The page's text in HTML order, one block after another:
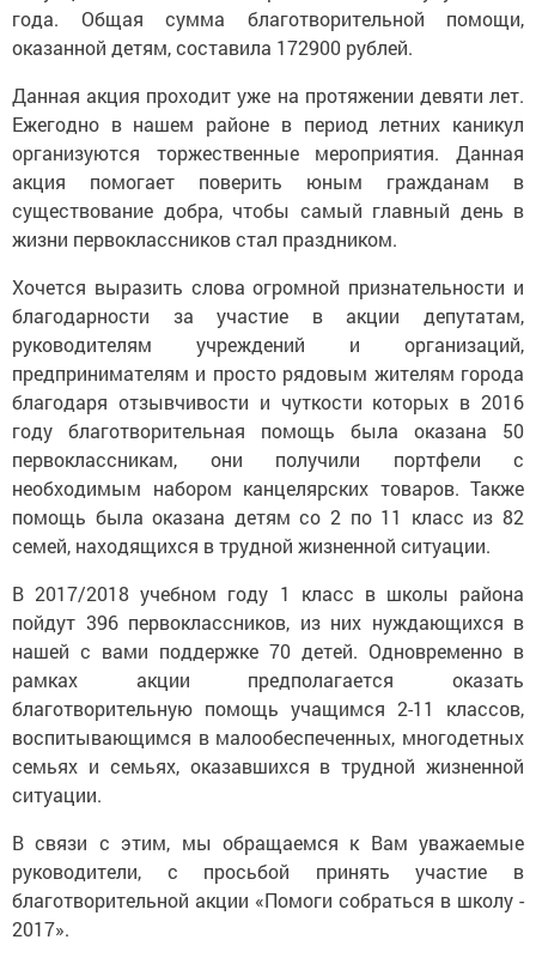
года. Общая сумма благотворительной помощи,
оказанной детям, составила 172900 рублей.
Данная акция проходит уже на протяжении девяти лет.
Ежегодно в нашем районе в период летних каникул
организуются торжественные мероприятия. Данная
акция помогает поверить юным гражданам в
существование добра, чтобы самый главный день в
жизни первоклассников стал праздником.
Хочется выразить слова огромной признательности и
благодарности за участие в акции депутатам,
руководителям учреждений и организаций,
предпринимателям и просто рядовым жителям города
благодаря отзывчивости и чуткости которых в 2016
году благотворительная помощь была оказана 50
первоклассникам, они получили портфели с
необходимым набором канцелярских товаров. Также
помощь была оказана детям со 2 по 11 класс из 82
семей, находящихся в трудной жизненной ситуации.
В 2017/2018 учебном году 1 класс в школы района
пойдут 396 первоклассников, из них нуждающихся в
нашей с вами поддержке 70 детей. Одновременно в
рамках акции предполагается оказать
благотворительную помощь учащимся 2-11 классов,
воспитывающимся в малообеспеченных, многодетных
семьях и семьях, оказавшихся в трудной жизненной
ситуации.
В связи с этим, мы обращаемся к Вам уважаемые
руководители, с просьбой принять участие в
благотворительной акции «Помоги собраться в школу -
2017».